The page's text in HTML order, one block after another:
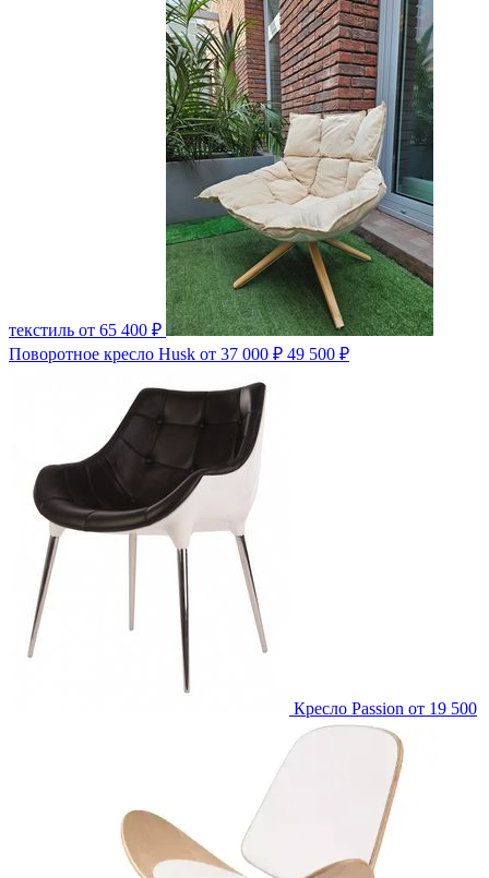
текстиль от 65 400 ₽
Поворотное кресло Husk от 37 000 ₽ 49 500 ₽
Кресло Passion от 19 500